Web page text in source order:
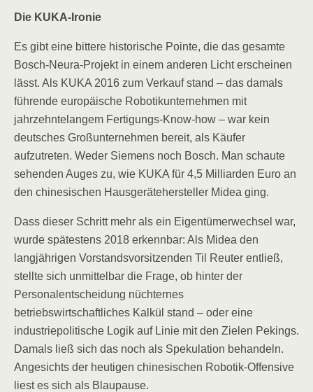
Die KUKA-Ironie
Es gibt eine bittere historische Pointe, die das gesamte
Bosch-Neura-Projekt in einem anderen Licht erscheinen
lässt. Als KUKA 2016 zum Verkauf stand – das damals
führende europäische Robotikunternehmen mit
jahrzehntelangem Fertigungs-Know-how – war kein
deutsches Großunternehmen bereit, als Käufer
aufzutreten. Weder Siemens noch Bosch. Man schaute
sehenden Auges zu, wie KUKA für 4,5 Milliarden Euro an
den chinesischen Hausgerätehersteller Midea ging.
Dass dieser Schritt mehr als ein Eigentümerwechsel war,
wurde spätestens 2018 erkennbar: Als Midea den
langjährigen Vorstandsvorsitzenden Til Reuter entließ,
stellte sich unmittelbar die Frage, ob hinter der
Personalentscheidung nüchternes
betriebswirtschaftliches Kalkül stand – oder eine
industriepolitische Logik auf Linie mit den Zielen Pekings.
Damals ließ sich das noch als Spekulation behandeln.
Angesichts der heutigen chinesischen Robotik-Offensive
liest es sich als Blaupause.